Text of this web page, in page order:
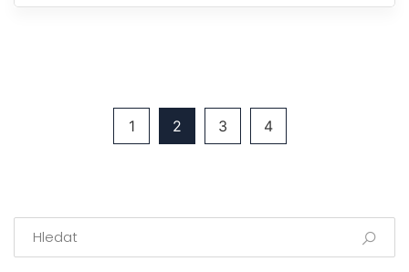
pro bezpečnou a příjemnou zkušenost a vysvětlíme,
1 2 3 4